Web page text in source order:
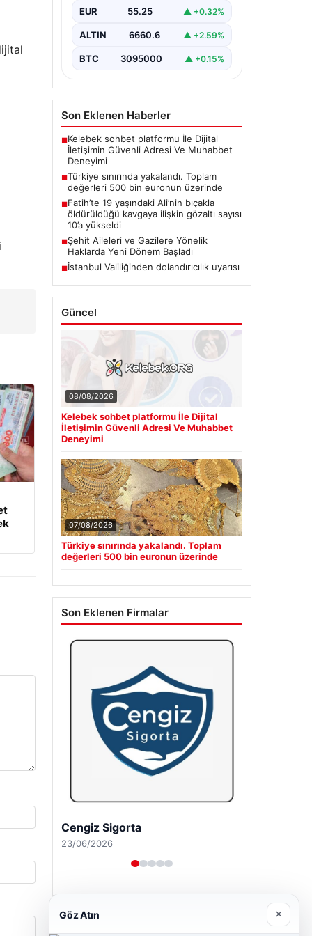
{“title”: “Türkiye sınırında
yakalanan kaçak ürünler 500 bin
euronun üzerinde değere ulaştı”,
“content”: “…
EUR 55.25 ▲ +0.32%
ALTIN 6660.6 ▲ +2.59%
BTC 3095000 ▲ +0.15%
Son Eklenen Haberler
■Kelebek sohbet platformu İle Dijital
İletişimin Güvenli Adresi Ve Muhabbet
Deneyimi
■Türkiye sınırında yakalandı. Toplam
değerleri 500 bin euronun üzerinde
■Fatih’te 19 yaşındaki Ali’nin bıçakla
öldürüldüğü kavgaya ilişkin gözaltı sayısı
10’a yükseldi
■Şehit Aileleri ve Gazilere Yönelik
Haklarda Yeni Dönem Başladı
■İstanbul Valiliğinden dolandırıcılık uyarısı
Güncel
08/08/2026
Kelebek sohbet platformu İle Dijital
İletişimin Güvenli Adresi Ve Muhabbet
Deneyimi
07/08/2026
Türkiye sınırında yakalandı. Toplam
değerleri 500 bin euronun üzerinde
Son Eklenen Firmalar
Hastaş Beton
26/05/2026
Göz Atın ×